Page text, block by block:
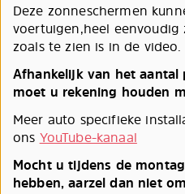
Deze zonneschermen
voertuigen,heel
zoals te zien is in de video.
Afhankelijk van het aantal
moet u rekening houden
Meer auto specifieke
ons YouTube-kanaal
Mocht u tijdens de
hebben, aarzel dan niet